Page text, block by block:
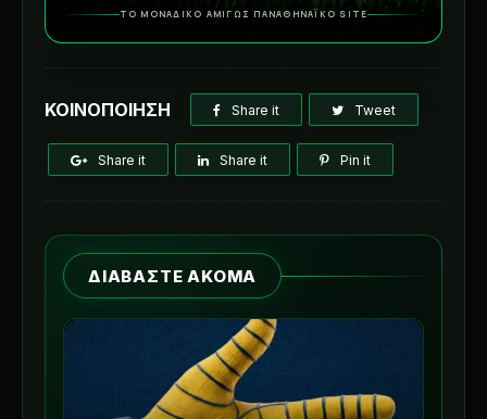
ΤΟ ΜΟΝΑΔΙΚΟ ΑΜΙΓΩΣ ΠΑΝΑΘΗΝΑΪΚΟ SITE
ΚΟΙΝΟΠΟΙΗΣΗ Share it Tweet
Share it Share it Pin it
ΔΙΑΒΑΣΤΕ ΑΚΟΜΑ